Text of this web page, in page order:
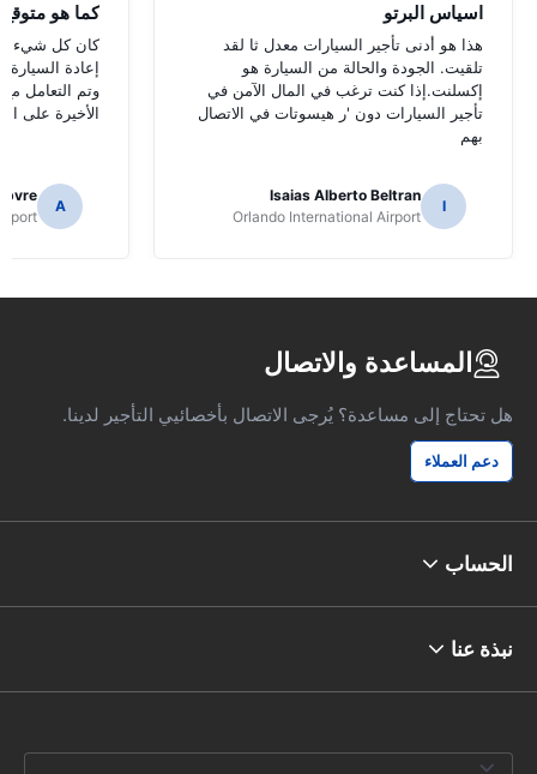
اسياس البرتو
هذا هو أدنى تأجير السيارات معدل ثا لقد
تلقيت. الجودة والحالة من السيارة هو
إكسلنت.إذا كنت ترغب في المال الآمن في
تأجير السيارات دون 'ر هيسوتات في الاتصال
بهم
I
Isaias Alberto Beltran
Orlando International Airport
كما هو متوقع
كان كل شيء
إعادة السيارة
وتم التعامل
الأخيرة على
A
المساعدة والاتصال
هل تحتاج إلى مساعدة؟ يُرجى الاتصال بأخصائيي التأجير لدينا.
دعم العملاء
الحساب
نبذة عنا